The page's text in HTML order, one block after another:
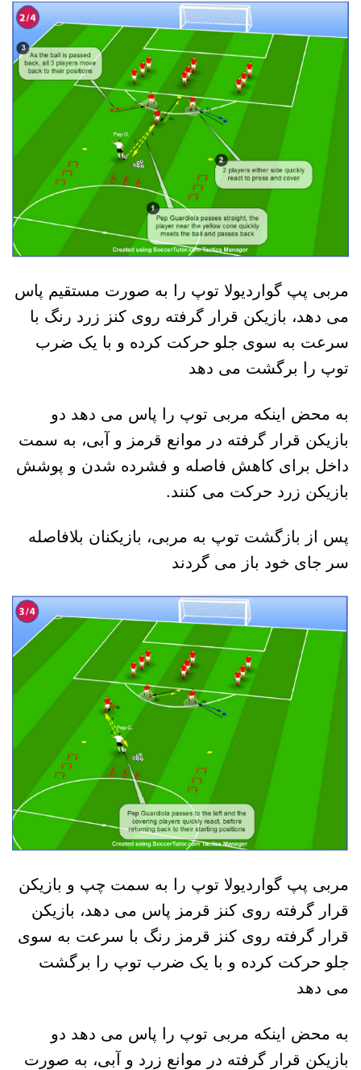
مربی پپ گواردیولا توپ را به صورت مستقیم پاس
می دهد، بازیکن قرار گرفته روی کنز زرد رنگ با
سرعت به سوی جلو حرکت کرده و با یک ضرب
توپ را برگشت می دهد
به محض اینکه مربی توپ را پاس می دهد دو
بازیکن قرار گرفته در موانع قرمز و آبی، به سمت
داخل برای کاهش فاصله و فشرده شدن و پوشش
بازیکن زرد حرکت می کنند.
پس از بازگشت توپ به مربی، بازیکنان بلافاصله
سر جای خود باز می گردند
مربی پپ گواردیولا توپ را به سمت چپ و بازیکن
قرار گرفته روی کنز قرمز پاس می دهد، بازیکن
قرار گرفته روی کنز قرمز رنگ با سرعت به سوی
جلو حرکت کرده و با یک ضرب توپ را برگشت
می دهد
به محض اینکه مربی توپ را پاس می دهد دو
بازیکن قرار گرفته در موانع زرد و آبی، به صورت